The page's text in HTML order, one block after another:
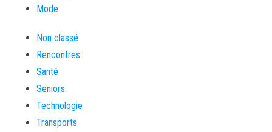
Mode
Non classé
Rencontres
Santé
Seniors
Technologie
Transports